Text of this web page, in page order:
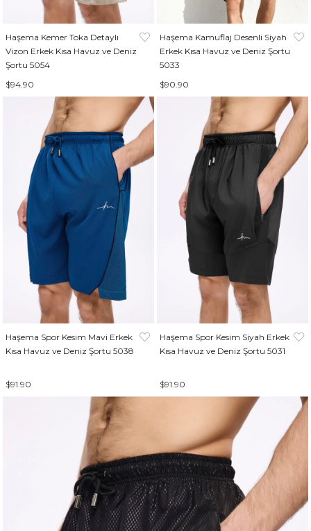
Haşema Kemer Toka Detaylı
Vizon Erkek Kısa Havuz ve Deniz
Şortu 5054
$94.90
Haşema Kamuflaj Desenli Siyah
Erkek Kısa Havuz ve Deniz Şortu
5033
$90.90
Haşema Spor Kesim Mavi Erkek
Kısa Havuz ve Deniz Şortu 5038
$91.90
Haşema Spor Kesim Siyah Erkek
Kısa Havuz ve Deniz Şortu 5031
$91.90